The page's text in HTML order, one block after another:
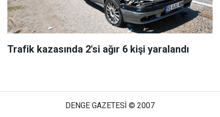
Trafik kazasında 2'si ağır 6 kişi yaralandı
DENGE GAZETESİ © 2007